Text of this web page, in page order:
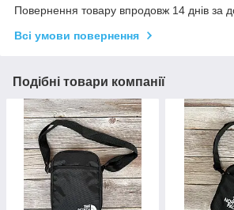
Повернення товару впродовж 14 днів за
Всі умови повернення
Подібні товари компанії